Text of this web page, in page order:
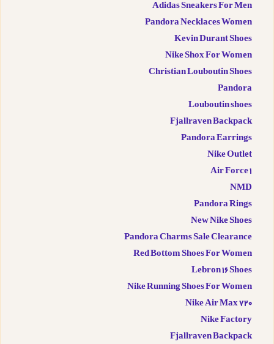
Adidas Sneakers For Men
Pandora Necklaces Women
Kevin Durant Shoes
Nike Shox For Women
Christian Louboutin Shoes
Pandora
Louboutin shoes
Fjallraven Backpack
Pandora Earrings
Nike Outlet
Air Force 1
NMD
Pandora Rings
New Nike Shoes
Pandora Charms Sale Clearance
Red Bottom Shoes For Women
Lebron 16 Shoes
Nike Running Shoes For Women
Nike Air Max 720
Nike Factory
Fjallraven Backpack